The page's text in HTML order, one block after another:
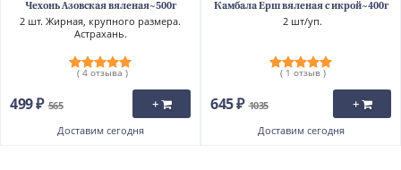
Чехонь Азовская вяленая~500г
2 шт. Жирная, крупного размера.
Астрахань.
( 4 отзыва )
499 ₽ 565 +
Доставим сегодня
Камбала Ерш вяленая с икрой~400г
2 шт/уп.
( 1 отзыв )
645 ₽ 1035 +
Доставим сегодня